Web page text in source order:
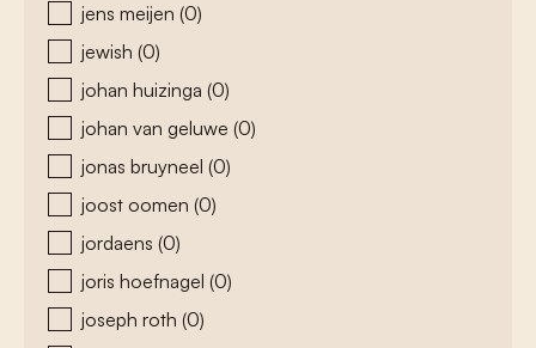
jens meijen (0)
jewish (0)
johan huizinga (0)
johan van geluwe (0)
jonas bruyneel (0)
joost oomen (0)
jordaens (0)
joris hoefnagel (0)
joseph roth (0)